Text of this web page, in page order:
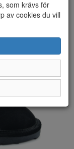
som krävs för
av cookies du vill